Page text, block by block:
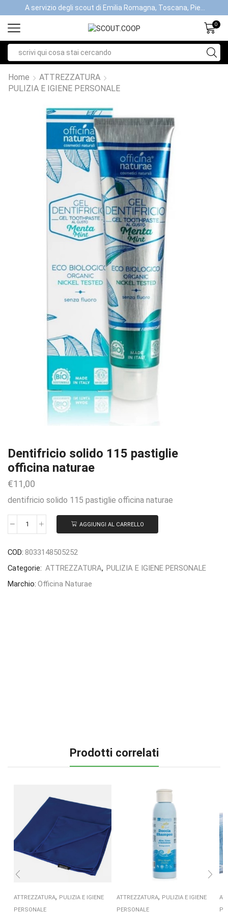
0
Home
ATTREZZATURA
PULIZIA E IGIENE PERSONALE
Dentifricio solido 115 pastiglie
officina naturae
€11,00
dentifricio solido 115 pastiglie officina naturae
AGGIUNGI AL CARRELLO
COD: 8033148505252
Categorie: ATTREZZATURA, PULIZIA E IGIENE PERSONALE
Marchio: Officina Naturae
Prodotti correlati
ATTREZZATURA, PULIZIA E IGIENE
PERSONALE
ATTREZZATURA, PULIZIA E IGIENE
PERSONALE